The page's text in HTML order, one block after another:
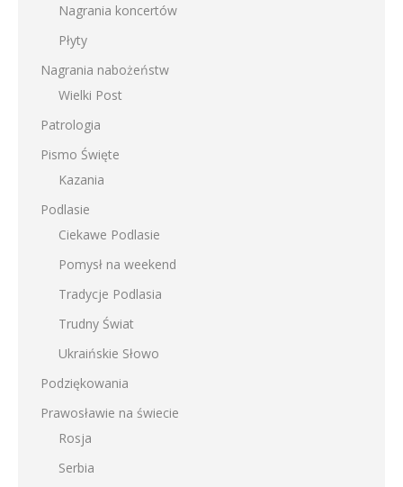
Nagrania koncertów
Płyty
Nagrania nabożeństw
Wielki Post
Patrologia
Pismo Święte
Kazania
Podlasie
Ciekawe Podlasie
Pomysł na weekend
Tradycje Podlasia
Trudny Świat
Ukraińskie Słowo
Podziękowania
Prawosławie na świecie
Rosja
Serbia